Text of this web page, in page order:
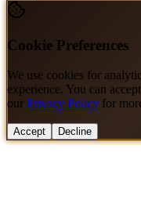
Cookie Preferences
We use cookies for
experience. You can
our Privacy Policy for
Accept Decline